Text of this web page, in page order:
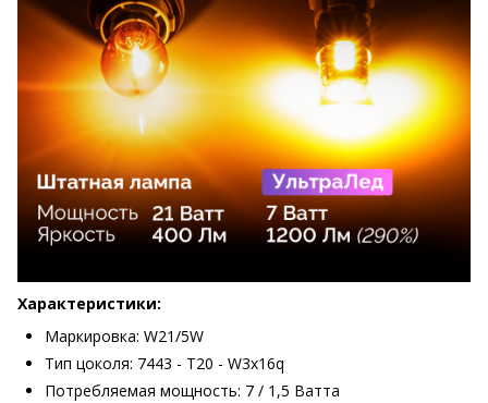
Характеристики:
Маркировка: W21/5W
Тип цоколя: 7443 - T20 - W3x16q
Потребляемая мощность: 7 / 1,5 Ватта